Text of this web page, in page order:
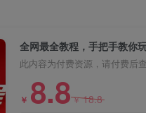
全网最全教程，手把手教你
此内容为付费资源，请付费后
￥ 8.8￥18.8